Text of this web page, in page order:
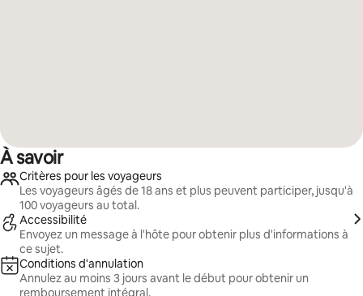
À savoir
Critères pour les voyageurs
Les voyageurs âgés de 18 ans et plus peuvent participer, jusqu'à
100 voyageurs au total.
Accessibilité
Envoyez un message à l'hôte pour obtenir plus d'informations à
ce sujet.
Conditions d'annulation
Annulez au moins 3 jours avant le début pour obtenir un
remboursement intégral.